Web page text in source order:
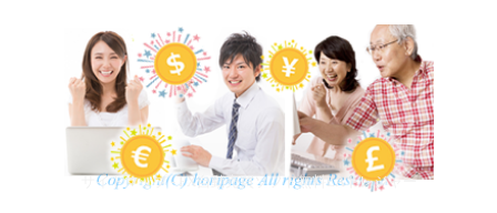
サイトマップ - FX自動売買ソフト無料EAトレジャー